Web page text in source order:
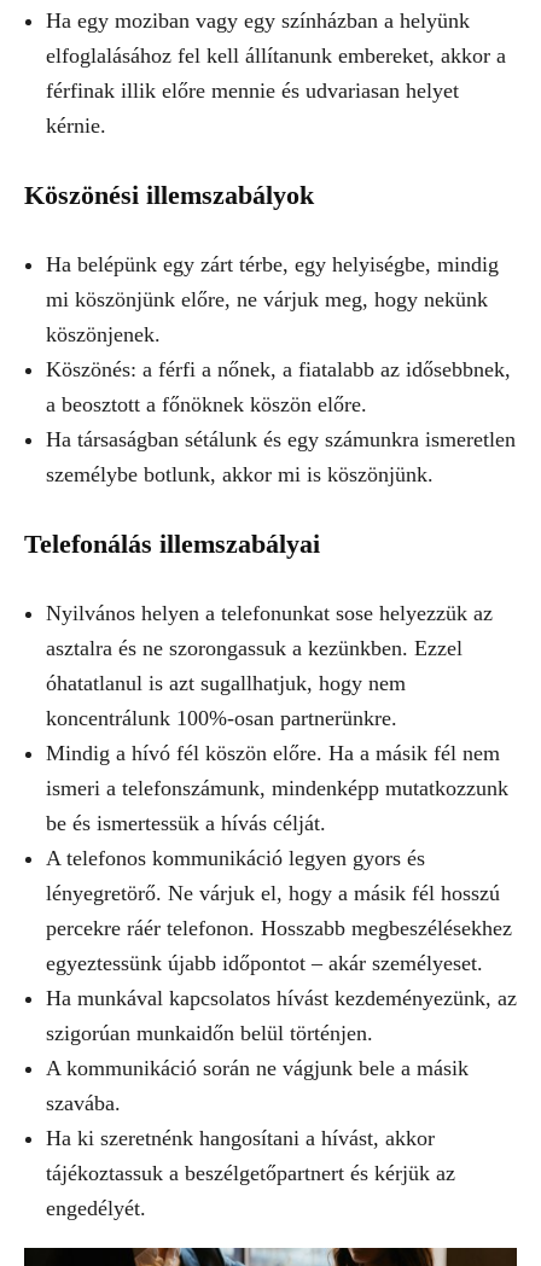
Ha egy moziban vagy egy színházban a helyünk
elfoglalásához fel kell állítanunk embereket, akkor a
férfinak illik előre mennie és udvariasan helyet
kérnie.
Köszönési illemszabályok
Ha belépünk egy zárt térbe, egy helyiségbe, mindig
mi köszönjünk előre, ne várjuk meg, hogy nekünk
köszönjenek.
Köszönés: a férfi a nőnek, a fiatalabb az idősebbnek,
a beosztott a főnöknek köszön előre.
Ha társaságban sétálunk és egy számunkra ismeretlen
személybe botlunk, akkor mi is köszönjünk.
Telefonálás illemszabályai
Nyilvános helyen a telefonunkat sose helyezzük az
asztalra és ne szorongassuk a kezünkben. Ezzel
óhatatlanul is azt sugallhatjuk, hogy nem
koncentrálunk 100%-osan partnerünkre.
Mindig a hívó fél köszön előre. Ha a másik fél nem
ismeri a telefonszámunk, mindenképp mutatkozzunk
be és ismertessük a hívás célját.
A telefonos kommunikáció legyen gyors és
lényegretörő. Ne várjuk el, hogy a másik fél hosszú
percekre ráér telefonon. Hosszabb megbeszélésekhez
egyeztessünk újabb időpontot – akár személyeset.
Ha munkával kapcsolatos hívást kezdeményezünk, az
szigorúan munkaidőn belül történjen.
A kommunikáció során ne vágjunk bele a másik
szavába.
Ha ki szeretnénk hangosítani a hívást, akkor
tájékoztassuk a beszélgetőpartnert és kérjük az
engedélyét.